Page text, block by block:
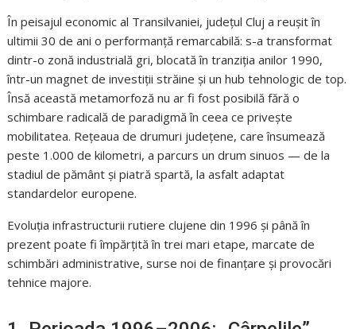
În peisajul economic al Transilvaniei, județul Cluj a reușit în
ultimii 30 de ani o performanță remarcabilă: s-a transformat
dintr-o zonă industrială gri, blocată în tranziția anilor 1990,
într-un magnet de investiții străine și un hub tehnologic de top.
Însă această metamorfoză nu ar fi fost posibilă fără o
schimbare radicală de paradigmă în ceea ce privește
mobilitatea. Rețeaua de drumuri județene, care însumează
peste 1.000 de kilometri, a parcurs un drum sinuos — de la
stadiul de pământ și piatră spartă, la asfalt adaptat
standardelor europene.
Evoluția infrastructurii rutiere clujene din 1996 și până în
prezent poate fi împărțită în trei mari etape, marcate de
schimbări administrative, surse noi de finanțare și provocări
tehnice majore.